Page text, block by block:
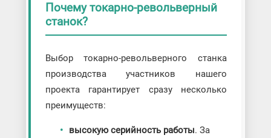
Почему токарно-револьверный
станок?
Выбор токарно-револьверного станка
производства участников нашего
проекта гарантирует сразу несколько
преимуществ:
высокую серийность работы. За